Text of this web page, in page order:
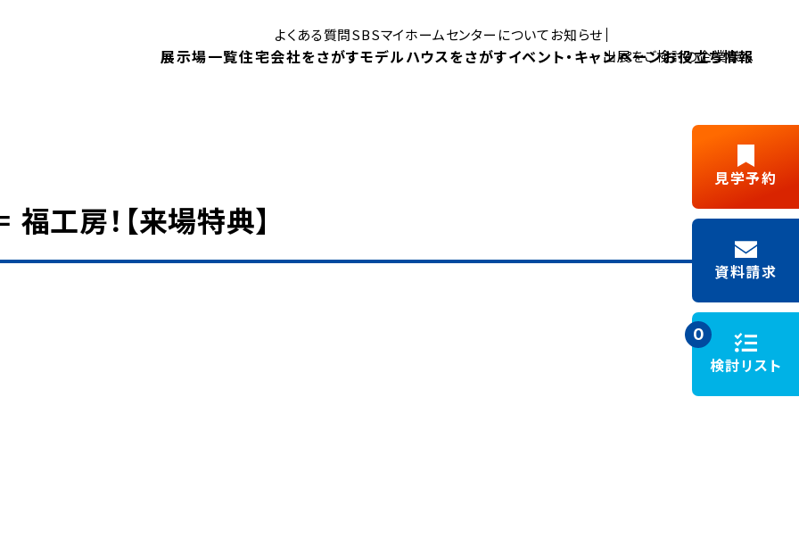
展示場一覧
静岡展示場 藤枝展示場 浜松展示場
住宅会社をさがすモデルハウスをさがすイベント・キャンペーン
モデルハウス
見学予約キャンペーン
1DAY見学フリーパス
キャンペーン
お役立ち情報
住まいに関する補助金・助成金
よくある質問SBSマイホームセンターについてお知らせ
出展をご検討の企業様へ
見学予約
資料請求
検討リスト
0
工房！【来場特典】